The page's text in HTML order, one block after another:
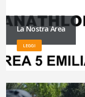
La Nostra Area
LEGGI